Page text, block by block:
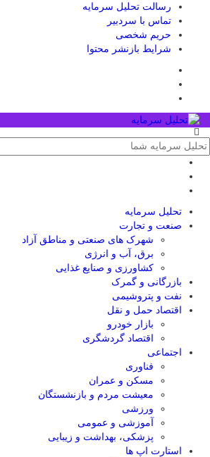
رسالت تحلیل سرمایه
تماس با سردبیر
حریم شخصی
شرایط بازنشر محتوا
تحلیل‌ سرمایه
صنعت و تجارت
شهرک های صنعتی و مناطق آزاد
برق، آب و انرژی
کشاورزی و صنایع غذایی
بازرگانی و گمرک
نفت و پتروشیمی
اقتصاد حمل و نقل
بازار خودرو
اقتصاد گردشگری
اجتماعی
فناوری
مسکن و عمران
معیشت مردم و بازنشستگان
ورزشی
آموزشی و عمومی
پزشکی، بهداشت و زیبایی
استارت اپ ها